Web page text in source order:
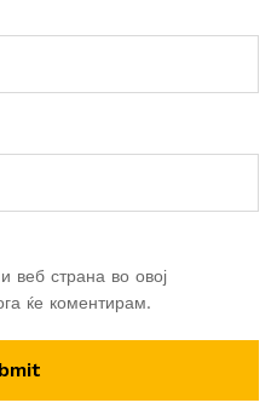
веб страна во овој
ќе коментирам.